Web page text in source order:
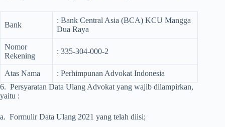
Bank
: Bank Central Asia (BCA) KCU Mangga
Dua Raya
Nomor
Rekening
: 335-304-000-2
Atas Nama
: Perhimpunan Advokat Indonesia
6. Persyaratan Data Ulang Advokat yang wajib dilampirkan,
yaitu :
a. Formulir Data Ulang 2021 yang telah diisi;